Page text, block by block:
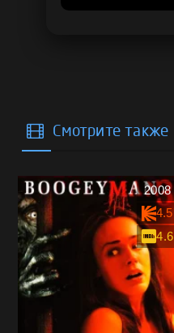
Смотрите также
2008
4.5
4.6